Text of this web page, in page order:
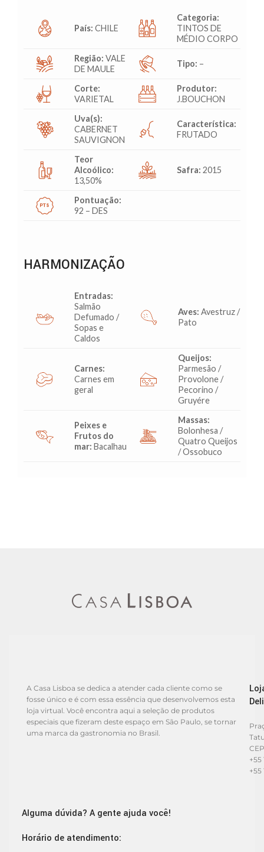
País: CHILE
Categoria:
TINTOS DE
MÉDIO CORPO
Região: VALE
DE MAULE
Tipo: –
Corte:
VARIETAL
Produtor:
J.BOUCHON
Uva(s):
CABERNET
SAUVIGNON
Característica:
FRUTADO
Teor
Alcoólico:
13,50%
Safra: 2015
Pontuação:
92 – DES
HARMONIZAÇÃO
Entradas:
Salmão
Defumado /
Sopas e
Caldos
Aves: Avestruz /
Pato
Carnes:
Carnes em
geral
Queijos:
Parmesão /
Provolone /
Pecorino /
Gruyére
Peixes e
Frutos do
mar: Bacalhau
Massas:
Bolonhesa /
Quatro Queijos
/ Ossobuco
A Casa Lisboa se dedica a atender cada cliente como se
fosse único e é com essa essência que desenvolvemos esta
loja virtual. Você encontra aqui a seleção de produtos
especiais que fizeram deste espaço em São Paulo, se tornar
uma marca da gastronomia no Brasil.
+55
+55
Alguma dúvida? A gente ajuda você!
Horário de atendimento: